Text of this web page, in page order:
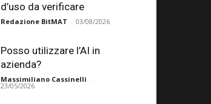
d’uso da verificare
Redazione BitMAT - 03/08/2026
Posso utilizzare l’AI in
azienda?
Massimiliano Cassinelli -
23/05/2026